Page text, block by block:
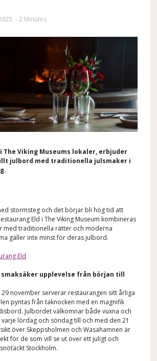
- 2 Minutes
The Viking Museums lokaler, erbjuder
julbord med traditionella julsmaker i
stormsteg och det börjar bli hög tid att
Eld i The Viking Museum kombineras
med traditionella rätter och moderna
gäller inte minst för deras julbord.
Eld
smaksäker upplevelse från början till
november serverar restaurangen sitt årliga
pyntas från taknocken med en magnifik
Julbordet välkomnar både vuxna och
lördag och söndag till och med den 21
över Skeppsholmen och Wasahamnen är
för de som vill se ut över ett juligt och
Stockholm.